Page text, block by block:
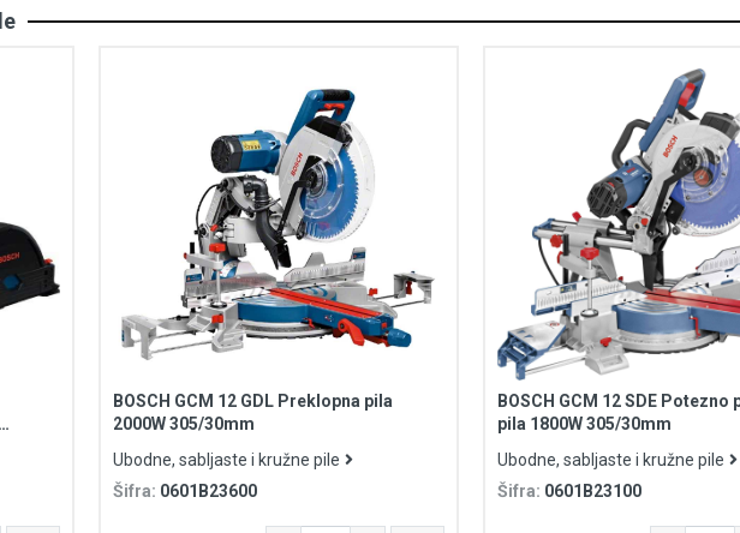
BOSCH GCM 12 GDL Preklopna pila
2000W 305/30mm
Ubodne, sabljaste i kružne pile
Šifra: 0601B23600
BOSCH GCM 12 SDE Potezno
pila 1800W 305/30mm
Ubodne, sabljaste i kružne pile
Šifra: 0601B23100